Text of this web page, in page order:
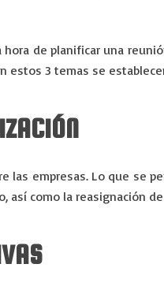
hora de planificar una
estos 3 temas se
las empresas. Lo que se
así como la reasignación